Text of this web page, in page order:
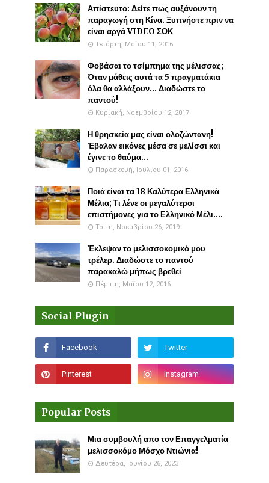
Απίστευτο: Δείτε πως αυξάνουν τη
παραγωγή στη Κίνα. Ξυπνήστε πριν να
είναι αργά VIDEO ΣΟΚ
Τετάρτη, Μαΐου 11, 2016
Φοβάσαι το τσίμπημα της μέλισσας;
Όταν μάθεις αυτά τα 5 πραγματάκια
όλα θα αλλάξουν... Διαδώστε το
παντού!
Κυριακή, Νοεμβρίου 12, 2017
Η θρησκεία μας είναι ολοζώντανη!
Έβαλαν εικόνες μέσα σε μελίσσι και
έγινε το θαύμα...
Παρασκευή, Ιουλίου 01, 2016
Ποιά είναι τα 18 Καλύτερα Ελληνικά
Μέλια; Τι λένε οι μεγαλύτεροι
επιστήμονες για το Ελληνικό Μέλι....
Τρίτη, Νοεμβρίου 26, 2019
Έκλεψαν το μελισσοκομικό μου
τρέλερ. Διαδώστε το παντού
παρακαλώ μήπως βρεθεί
Πέμπτη, Μαΐου 12, 2016
Social Plugin
Popular Posts
Μια συμβουλή απο τον Επαγγελματία
μελισσοκόμο Μόσχο Ντιώνια!
Δευτέρα, Ιουνίου 26, 2023